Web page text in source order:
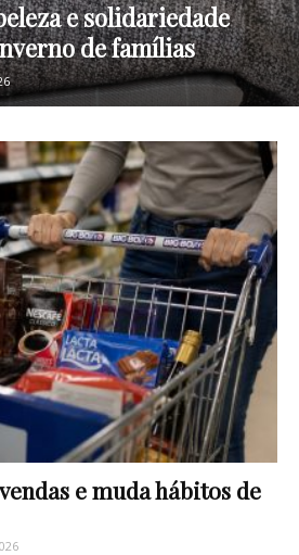
e solidariedade
de famílias
e muda hábitos de